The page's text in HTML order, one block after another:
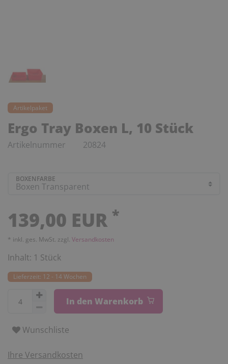
Artikelpaket
Ergo Tray Boxen L, 10 Stück
Artikelnummer 20824
BOXENFARBE
139,00 EUR *
* inkl. ges. MwSt. zzgl. Versandkosten
Inhalt: 1 Stück
Lieferzeit: 12 - 14 Wochen
In den Warenkorb
Wunschliste
Ihre Versandkosten